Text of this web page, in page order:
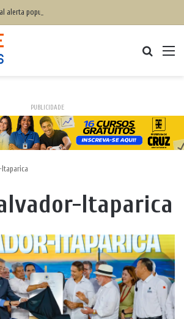
PUBLICIDADE
Itaparica